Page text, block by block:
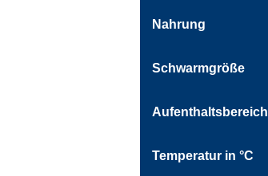
Nahrung
Schwarmgröße
Aufenthaltsbereich
Temperatur in °C